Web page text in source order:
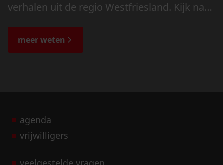
verhalen uit de regio Westfriesland. Kijk naar
de bijzondere verhalen.
meer weten
agenda
vrijwilligers